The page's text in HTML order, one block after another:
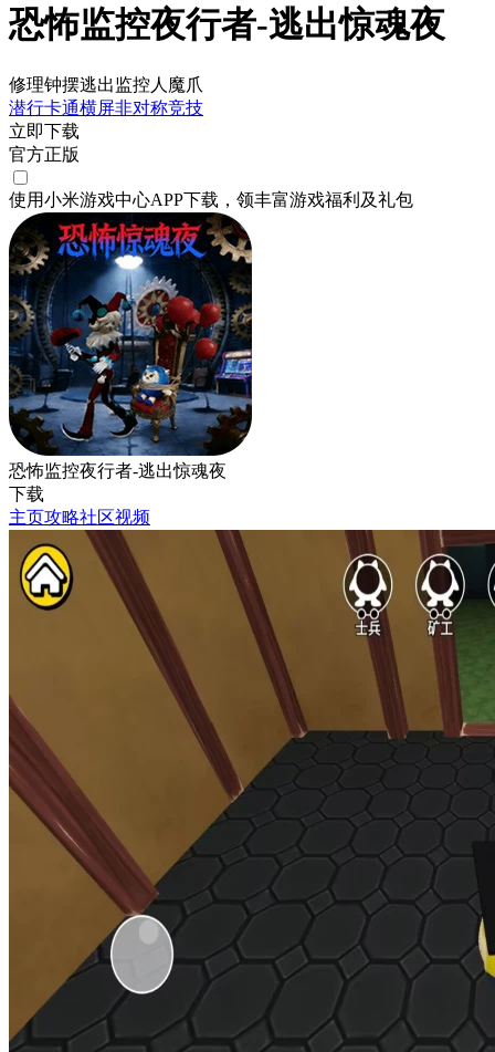
恐怖监控夜行者-逃出惊魂夜
修理钟摆逃出监控人魔爪
潜行卡通横屏非对称竞技
立即下载
官方正版
使用小米游戏中心APP下载 ，领丰富游戏福利 及礼包
恐怖监控夜行者-逃出惊魂夜
下载
主页攻略社区视频